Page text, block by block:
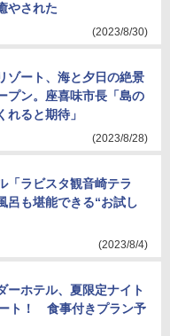
やされた
(2023/8/30)
ゾート、海と夕日の絶景
プン。座喜味市長「島の
れると期待」
(2023/8/28)
「ラビスタ観音崎テラ
呂も堪能できる“お試し
(2023/8/4)
ーホテル、夏限定ナイト
ト！ 食事付きプラン予